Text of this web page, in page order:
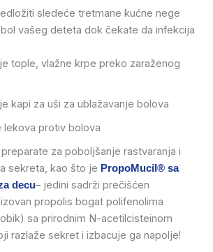
sledeće tretmane kućne nege
vašeg deteta dok čekate da infekcija
tople, vlažne krpe preko zaraženog
kapi za uši za ublažavanje bolova
lekova protiv bolova
za poboljšanje rastvaranja i
sekreta, kao što je PropoMucil® sa
decu– jedini sadrži prečišćen
propolis bogat polifenolima
sa prirodnim N-acetilcisteinom
razlaže sekret i izbacuje ga napolje!